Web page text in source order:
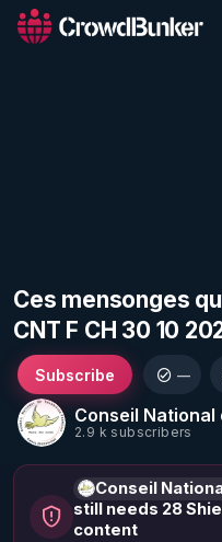
Ces mensonges
CNT F CH 30 10
Conseil
2.9 k subscribers
Subscribe —
still needs 28
content